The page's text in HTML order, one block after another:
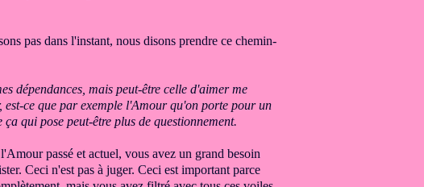
pas dans l'instant, nous disons prendre ce chemin-
dépendances, mais peut-être celled'aimer me
est-ce que par exemple l'Amour qu'on porte pour un
ça quipose peut-être plus de questionnement.
passé et actuel, vous avez un grand besoin
Ceci n'est pas à juger. Ceci est important parce